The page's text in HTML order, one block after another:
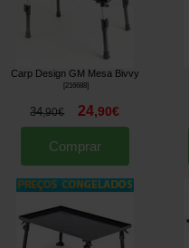
Carp Design GM Mesa Bivvy
[216688]
34,90€ 24,90€
Comprar